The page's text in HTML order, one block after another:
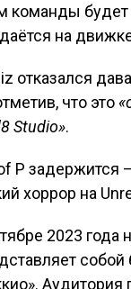
будет
на
отказался
что это
Studio».
2023 года